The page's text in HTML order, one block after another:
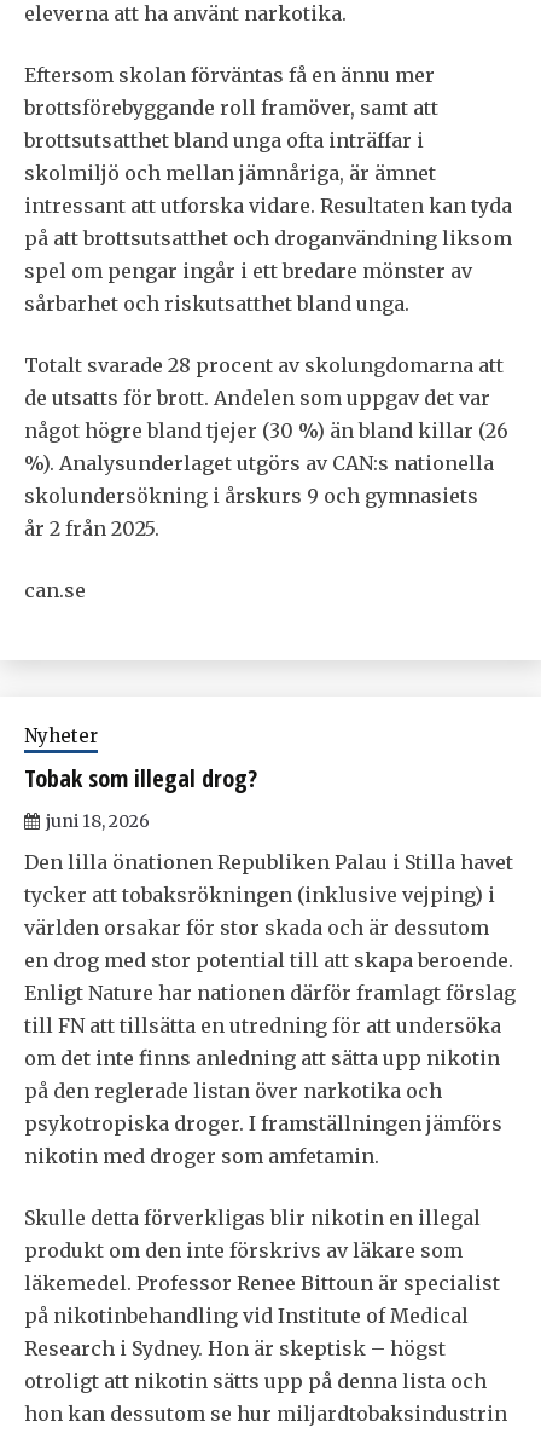
eleverna att ha använt narkotika.
Eftersom skolan förväntas få en ännu mer
brottsförebyggande roll framöver, samt att
brottsutsatthet bland unga ofta inträffar i
skolmiljö och mellan jämnåriga, är ämnet
intressant att utforska vidare. Resultaten kan tyda
på att brottsutsatthet och droganvändning liksom
spel om pengar ingår i ett bredare mönster av
sårbarhet och riskutsatthet bland unga.
Totalt svarade 28 procent av skolungdomarna att
de utsatts för brott. Andelen som uppgav det var
något högre bland tjejer (30 %) än bland killar (26
%). Analysunderlaget utgörs av CAN:s nationella
skolundersökning i årskurs 9 och gymnasiets
år 2 från 2025.
can.se
Nyheter
Tobak som illegal drog?
juni 18, 2026
Den lilla önationen Republiken Palau i Stilla havet
tycker att tobaksrökningen (inklusive vejping) i
världen orsakar för stor skada och är dessutom
en drog med stor potential till att skapa beroende.
Enligt Nature har nationen därför framlagt förslag
till FN att tillsätta en utredning för att undersöka
om det inte finns anledning att sätta upp nikotin
på den reglerade listan över narkotika och
psykotropiska droger. I framställningen jämförs
nikotin med droger som amfetamin.
Skulle detta förverkligas blir nikotin en illegal
produkt om den inte förskrivs av läkare som
läkemedel. Professor Renee Bittoun är specialist
på nikotinbehandling vid Institute of Medical
Research i Sydney. Hon är skeptisk – högst
otroligt att nikotin sätts upp på denna lista och
hon kan dessutom se hur miljardtobaksindustrin